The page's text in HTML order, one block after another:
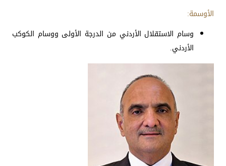
الأوسمة:
وسام الاستقلال الأردني من الدرجة الأولى ووسام الكوكب
الأردني.